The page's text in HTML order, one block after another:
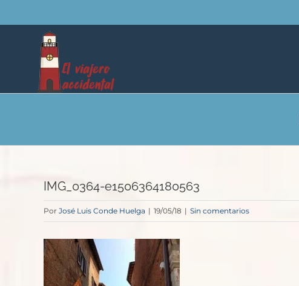
al
contenido
IMG_0364-e1506364180563
Por José Luis Conde Huelga | 19/05/18 | Sin comentarios